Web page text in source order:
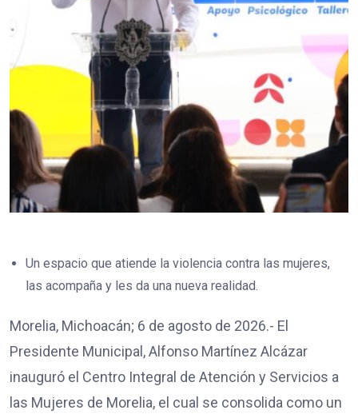
Un espacio que atiende la violencia contra las mujeres,
las acompaña y les da una nueva realidad.
Morelia, Michoacán; 6 de agosto de 2026.- El
Presidente Municipal, Alfonso Martínez Alcázar
inauguró el Centro Integral de Atención y Servicios a
las Mujeres de Morelia, el cual se consolida como un